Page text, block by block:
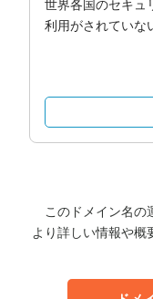
世界各国のセキュ
利用がされていな
このドメイン名の
より詳しい情報や概